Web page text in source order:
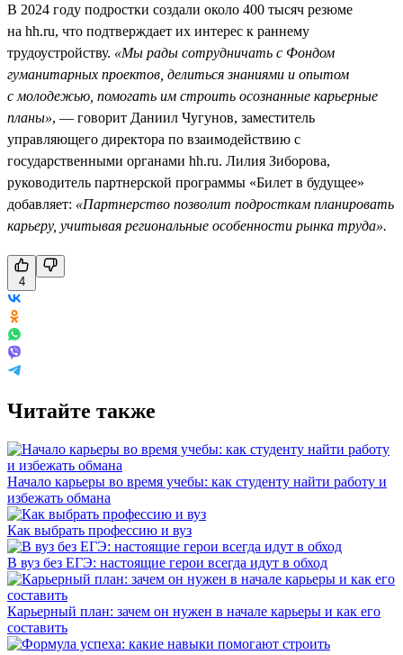
В 2024 году подростки создали около 400 тысяч резюме
на hh.ru, что подтверждает их интерес к раннему
трудоустройству. «Мы рады сотрудничать с Фондом
гуманитарных проектов, делиться знаниями и опытом
с молодежью, помогать им строить осознанные карьерные
планы», — говорит Даниил Чугунов, заместитель
управляющего директора по взаимодействию с
государственными органами hh.ru. Лилия Зиборова,
руководитель партнерской программы «Билет в будущее»
добавляет: «Партнерство позволит подросткам планировать
карьеру, учитывая региональные особенности рынка труда».
4
Читайте также
Начало карьеры во время учебы: как студенту найти работу и
избежать обмана
Как выбрать профессию и вуз
В вуз без ЕГЭ: настоящие герои всегда идут в обход
Карьерный план: зачем он нужен в начале карьеры и как его
составить